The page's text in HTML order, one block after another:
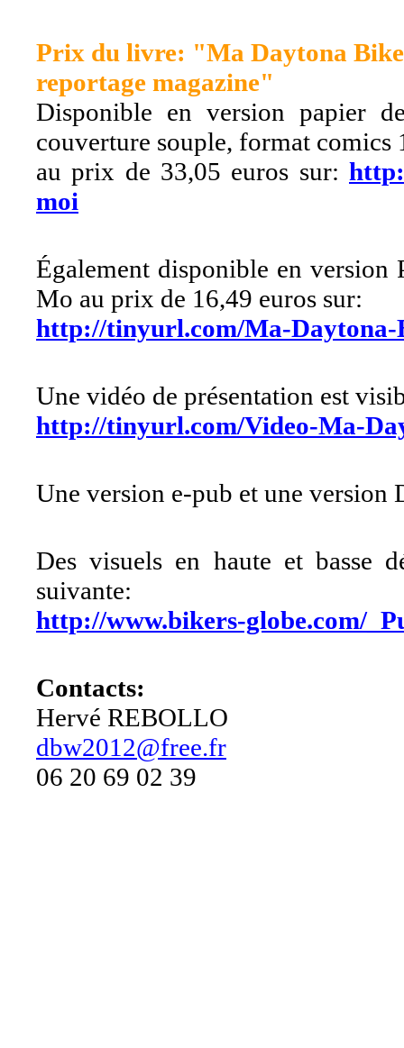
Prix du livre: "Ma Daytona Bike
reportage magazine"
Disponible en version papier
couverture souple, format comics
au prix de 33,05 euros sur:
moi
Également disponible en version
Mo au prix de 16,49 euros sur:
http://tinyurl.com/Ma-Daytona-
Une vidéo de présentation est
http://tinyurl.com/Video-Ma-
Une version e-pub et une version
Des visuels en haute et basse
suivante:
http://www.bikers-globe.com/
Contacts:
Hervé REBOLLO
dbw2012@free.fr
06 20 69 02 39